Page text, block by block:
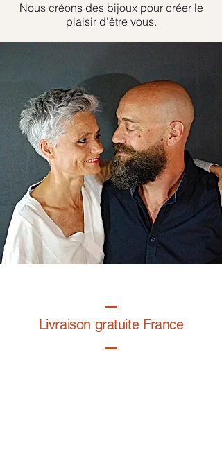
Nous créons des bijoux pour créer le
plaisir d’être vous.
Livraison gratuite France